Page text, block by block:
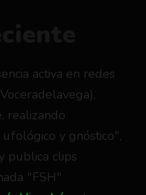
activa en redes
realizando
y gnóstico",
publica clips
"FSH"